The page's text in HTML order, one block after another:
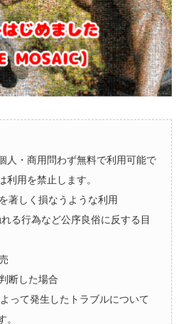
人・商用問わず無料で利用可能で
利用を禁止します。
著しく損なうような利用
る行為など公序良俗に反する目
断した場合
って発生したトラブルについて
。